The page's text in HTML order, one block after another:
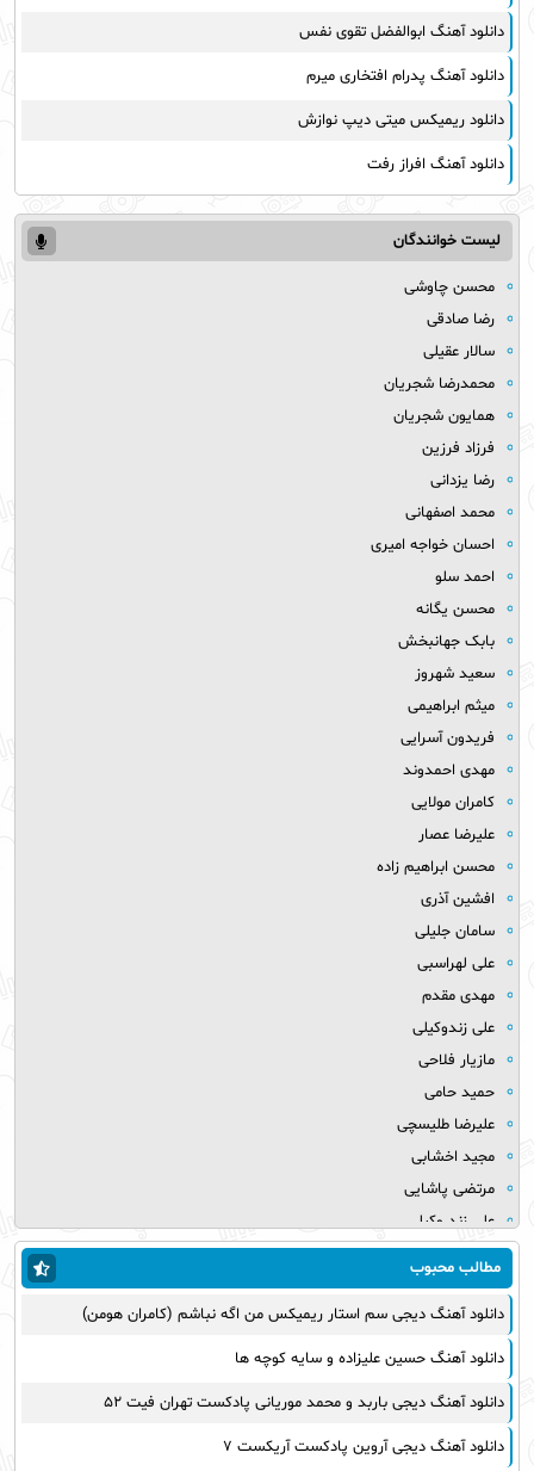
دانلود آهنگ ابوالفضل تقوی نفس
دانلود آهنگ پدرام افتخاری میرم
دانلود ریمیکس میتی دیپ نوازش
دانلود آهنگ افراز رفت
لیست خوانندگان
محسن چاوشی
رضا صادقی
سالار عقیلی
محمدرضا شجریان
همایون شجریان
فرزاد فرزین
رضا یزدانی
محمد اصفهانی
احسان خواجه امیری
احمد سلو
محسن یگانه
بابک جهانبخش
سعید شهروز
میثم ابراهیمی
فریدون آسرایی
مهدی احمدوند
کامران مولایی
علیرضا عصار
محسن ابراهیم زاده
افشین آذری
سامان جلیلی
علی لهراسبی
مهدی مقدم
علی زندوکیلی
مازیار فلاحی
حمید حامی
علیرضا طلیسچی
مجید اخشابی
مرتضی پاشایی
علی زند وکیلی
میلاد بابایی
مهدی یراحی
روزبه نعمت الهی
عماد طالب زاده
یوسف زمانی
مجید خراطها
مطالب محبوب
دانلود آهنگ دیجی سم استار ریمیکس من اگه نباشم (کامران هومن)
دانلود آهنگ حسین علیزاده و سایه کوچه ها
دانلود آهنگ دیجی باربد و محمد موریانی پادکست تهران فیت ۵۲
دانلود آهنگ دیجی آروین پادکست آریکست ۷